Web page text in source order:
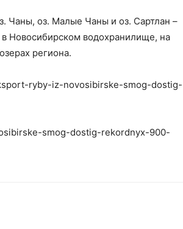
Чаны, оз. Малые Чаны и оз. Сартлан –
Новосибирском водохранилище, на
региона.
ryby-iz-novosibirske-smog-dostig-
smog-dostig-rekordnyx-900-